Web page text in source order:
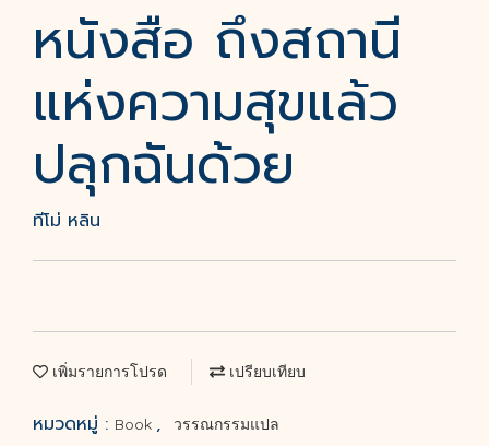
หนังสือ ถึงสถานี
แห่งความสุขแล้ว
ปลุกฉันด้วย
ทีโม่ หลิน
เพิ่มรายการโปรด เปรียบเทียบ
หมวดหมู่ : Book , วรรณกรรมแปล